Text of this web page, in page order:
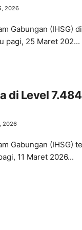
2026
Gabungan (IHSG)
pagi, 25 Maret 202...
di Level
2026
Gabungan (IHSG)
11 Maret 2026...